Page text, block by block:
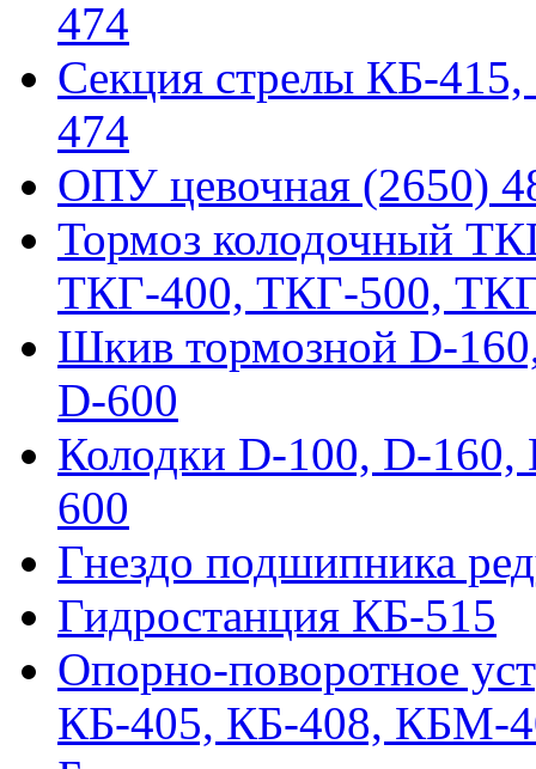
474
Секция стрелы КБ-
474
ОПУ цевочная (2650)
Тормоз колодочный
ТКГ-400, ТКГ-500,
Шкив тормозной D-
D-600
Колодки D-100, D-
600
Гнездо подшипника
Гидростанция КБ-515
Опорно-поворотное
КБ-405, КБ-408, КБМ-